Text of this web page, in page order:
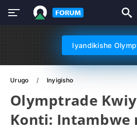
Iyandikishe
Urugo Inyigisho
Olymptrade
Konti: Intambwe